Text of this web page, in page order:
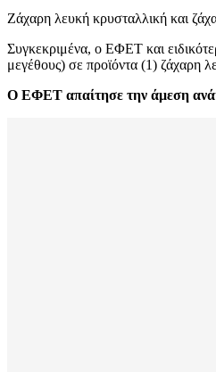
Zάχαρη λευκή κρυσταλλική και
Συγκεκριμένα, ο ΕΦΕΤ και
μεγέθους) σε προϊόντα (1) ζάχαρη
Ο ΕΦΕΤ απαίτησε την άμεση